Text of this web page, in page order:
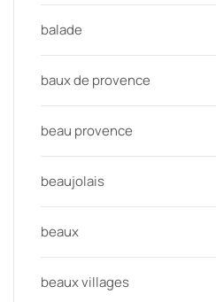
balade
baux de provence
beau provence
beaujolais
beaux
beaux villages